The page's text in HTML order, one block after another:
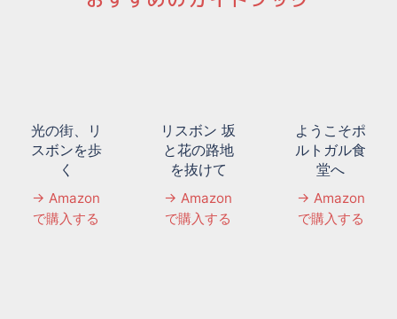
光の街、リ
スボンを歩
く
→ Amazon
で購入する
リスボン 坂
と花の路地
を抜けて
→ Amazon
で購入する
ようこそポ
ルトガル食
堂へ
→ Amazon
で購入する